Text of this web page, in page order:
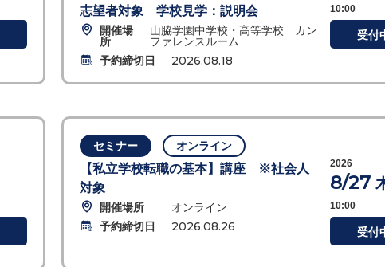
志望者対象 学校見学：説明会
開催場
所
山脇学園中学校・高等学校 カン
ファレンスルーム
予約締切日
2026.08.18
10:00
受付
セミナー オンライン
【私立学校転職の基本】講座 ※社会人
対象
開催場所
オンライン
予約締切日
2026.08.26
2026
8/27
10:00
受付